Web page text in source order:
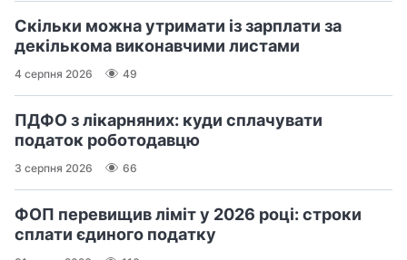
Скільки можна утримати із зарплати за
декількома виконавчими листами
4 серпня 2026 49
ПДФО з лікарняних: куди сплачувати
податок роботодавцю
3 серпня 2026 66
ФОП перевищив ліміт у 2026 році: строки
сплати єдиного податку